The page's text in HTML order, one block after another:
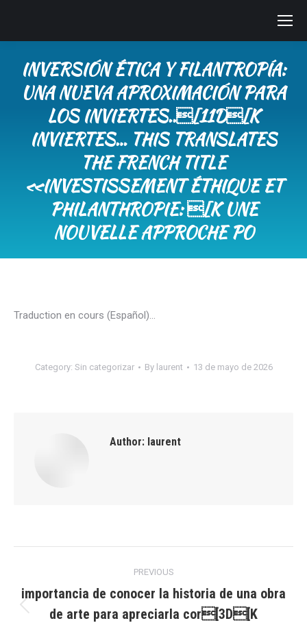
INVERSIÓN ÉTICA Y FILANTROPÍA:
UNA NUEVA APROXIMACIÓN PARA
LOS INVIERTES..[11D[K
INVIERTES… THIS TRANSLATES
THE FRENCH TITLE
«INVESTISSEMENT ÉTHIQUE ET
PHILANTHROPIE: [K UNE
NOUVELLE APPROCHE PO
Traduction en cours (Español)…
Category: Sin categorizar By laurent 13 de mayo de 2026
Author: laurent
navigation
PREVIOUS
Previous
importancia de conocer la historia de una obra
de arte para apreciarla cor[3D[K